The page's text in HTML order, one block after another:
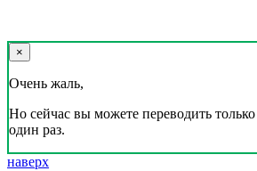
×
Очень жаль,
Но сейчас вы можете переводить только
один раз.
наверх